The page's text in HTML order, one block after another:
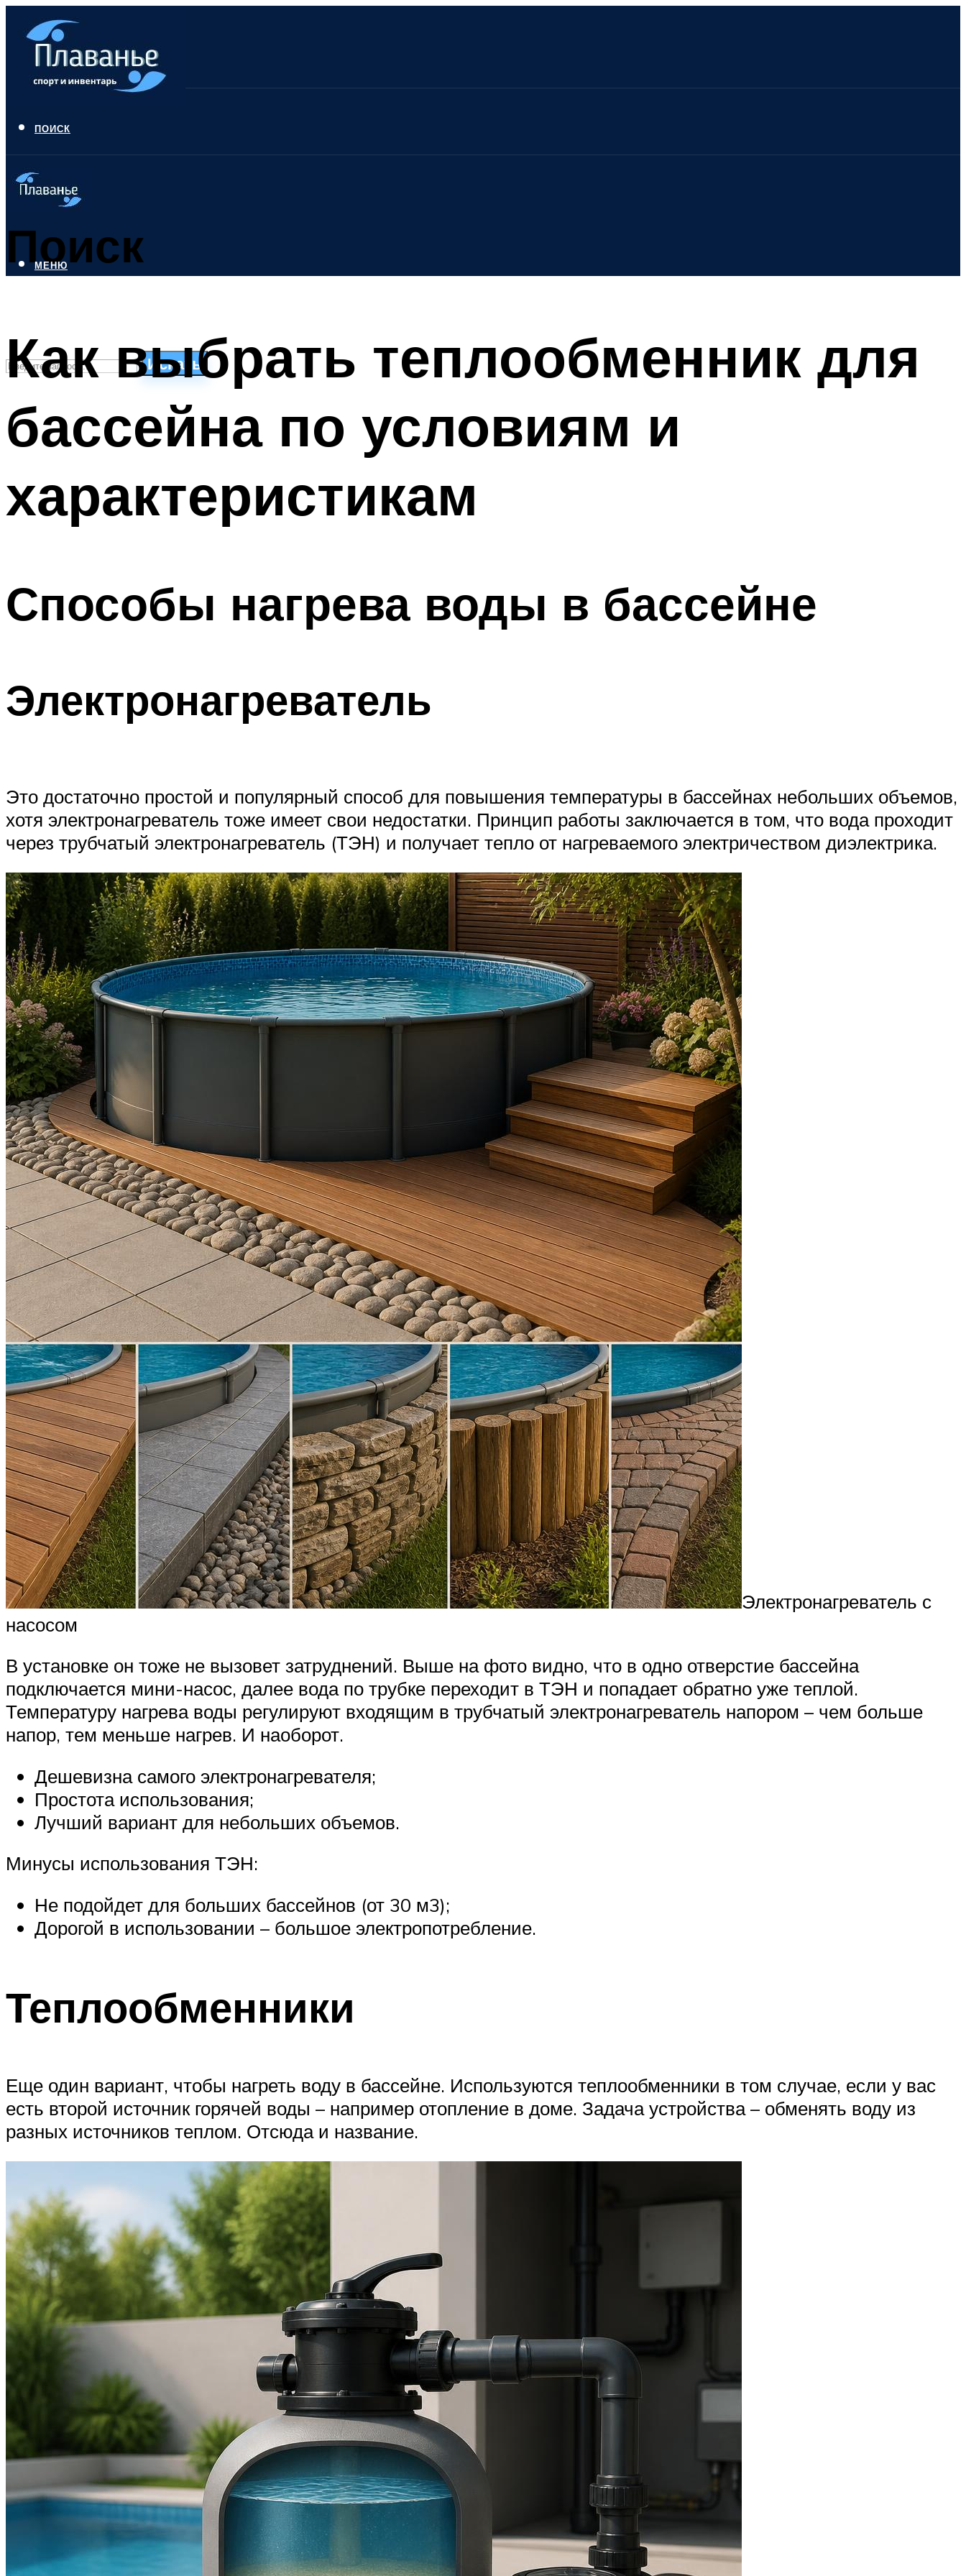
ПОИСК
Поиск
Искать
СТИЛИ ПЛАВАНЬЯ
ПЛАВАНЬЕ ДЛЯ ДЕТЕЙ
ПЛАВАНЬЕ ДЛЯ ПОХУДЕНИЯ
ОЧИСТКА БАССЕЙНОВ
МЕНЮ
Как выбрать теплообменник для
бассейна по условиям и
характеристикам
Способы нагрева воды в бассейне
Электронагреватель
Это достаточно простой и популярный способ для повышения температуры в бассейнах небольших объемов,
хотя электронагреватель тоже имеет свои недостатки. Принцип работы заключается в том, что вода проходит
через трубчатый электронагреватель (ТЭН) и получает тепло от нагреваемого электричеством диэлектрика.
Электронагреватель с
насосом
В установке он тоже не вызовет затруднений. Выше на фото видно, что в одно отверстие бассейна
подключается мини-насос, далее вода по трубке переходит в ТЭН и попадает обратно уже теплой.
Температуру нагрева воды регулируют входящим в трубчатый электронагреватель напором – чем больше
напор, тем меньше нагрев. И наоборот.
Дешевизна самого электронагревателя;
Простота использования;
Лучший вариант для небольших объемов.
Минусы использования ТЭН:
Не подойдет для больших бассейнов (от 30 м3);
Дорогой в использовании – большое электропотребление.
Теплообменники
Еще один вариант, чтобы нагреть воду в бассейне. Используются теплообменники в том случае, если у вас
есть второй источник горячей воды – например отопление в доме. Задача устройства – обменять воду из
разных источников теплом. Отсюда и название.